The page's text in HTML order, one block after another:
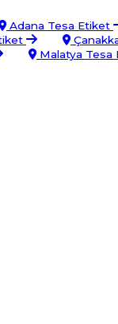
Adana Tesa Etiket
Malatya Tesa